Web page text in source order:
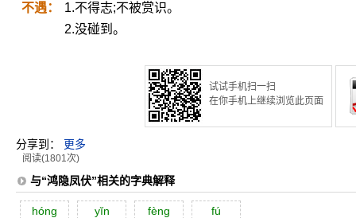
不遇：
1.不得志;不被赏识。
2.没碰到。
试试手机扫一扫
在你手机上继续浏览此页面
分享到： 更多
阅读(1801次)
与“鸿隐凤伏”相关的字典解释
hóng yĭn fèng fú